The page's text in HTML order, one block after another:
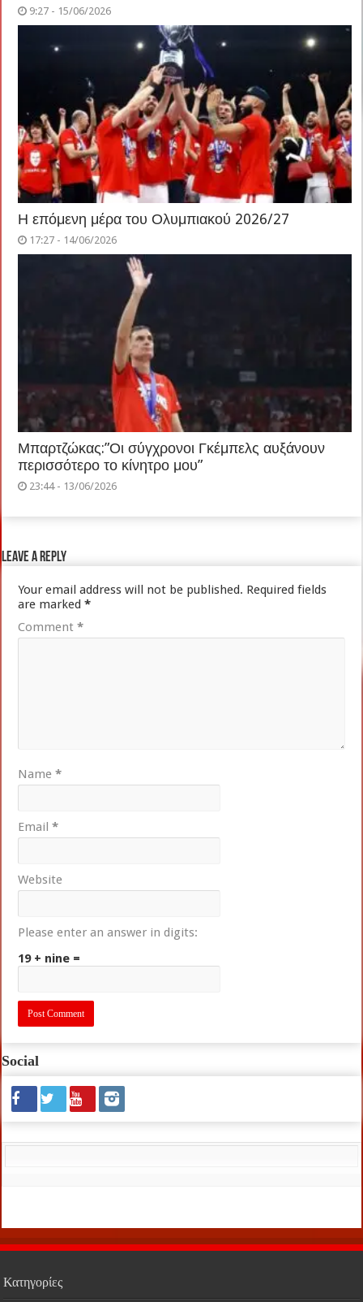
9:27 - 15/06/2026
Η επόμενη μέρα του Ολυμπιακού 2026/27
17:27 - 14/06/2026
Μπαρτζώκας:”Οι σύγχρονοι Γκέμπελς αυξάνουν
περισσότερο το κίνητρο μου”
23:44 - 13/06/2026
Leave a Reply
Your email address will not be published. Required fields
are marked*
Comment*
Name*
Email*
Website
Please enter an answer in digits:
19 + nine =
Social
Κατηγορίες